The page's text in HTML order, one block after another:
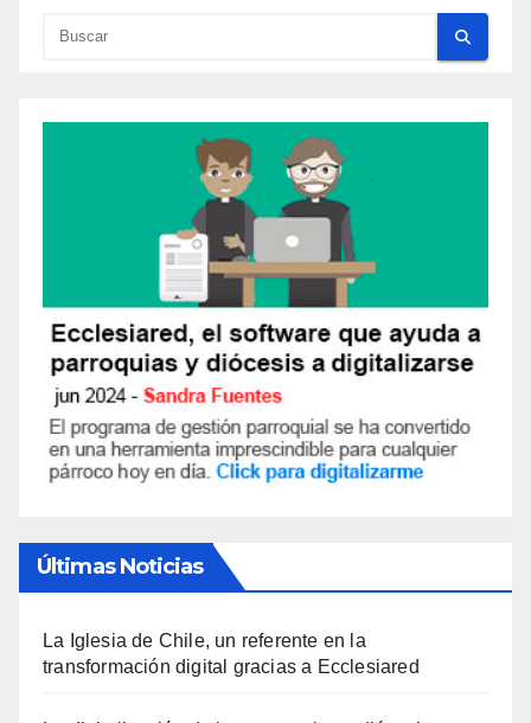
Últimas Noticias
La Iglesia de Chile, un referente en la
transformación digital gracias a Ecclesiared